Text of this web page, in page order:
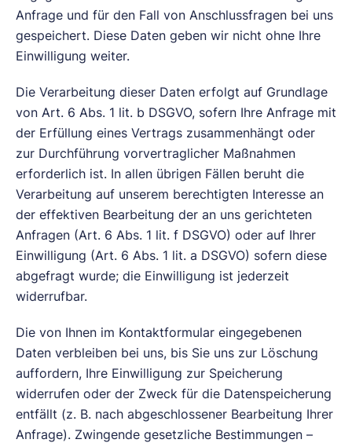
Anfrage und für den Fall von Anschlussfragen bei uns
gespeichert. Diese Daten geben wir nicht ohne Ihre
Einwilligung weiter.
Die Verarbeitung dieser Daten erfolgt auf Grundlage
von Art. 6 Abs. 1 lit. b DSGVO, sofern Ihre Anfrage mit
der Erfüllung eines Vertrags zusammenhängt oder
zur Durchführung vorvertraglicher Maßnahmen
erforderlich ist. In allen übrigen Fällen beruht die
Verarbeitung auf unserem berechtigten Interesse an
der effektiven Bearbeitung der an uns gerichteten
Anfragen (Art. 6 Abs. 1 lit. f DSGVO) oder auf Ihrer
Einwilligung (Art. 6 Abs. 1 lit. a DSGVO) sofern diese
abgefragt wurde; die Einwilligung ist jederzeit
widerrufbar.
Die von Ihnen im Kontaktformular eingegebenen
Daten verbleiben bei uns, bis Sie uns zur Löschung
auffordern, Ihre Einwilligung zur Speicherung
widerrufen oder der Zweck für die Datenspeicherung
entfällt (z. B. nach abgeschlossener Bearbeitung Ihrer
Anfrage). Zwingende gesetzliche Bestimmungen –